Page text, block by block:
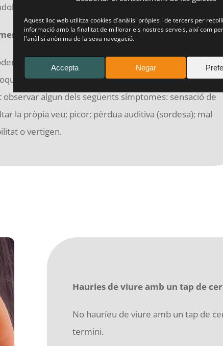
Aquest lloc web utilitza cookies d'anàlisi pròpies i de tercers per
informació amb la finalitat de millorar els nostres serveis, així com
l'anàlisi anònima de la seva navegació.
Accepta Negar
ser molt diferents segons el grau d'obstrucció del
parcial, pot ser gairebé asimptomàtic, però
algun dels següents símptomes: sensació de
la pròpia veu; picor; pèrdua auditiva (sordesa); mal
o vertigen.
Hauries de viure amb un tap de
No hauríeu de viure amb un tap de
termini.